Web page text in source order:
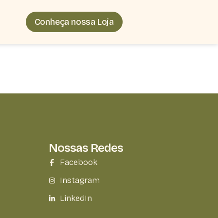
Conheça nossa Loja
Nossas Redes
Facebook
Instagram
LinkedIn